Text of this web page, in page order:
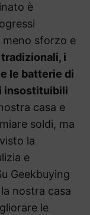
è
sforzo e
i
le batterie di
insostituibili
casa e
soldi, ma
la
e
Geekbuying
nostra casa
le